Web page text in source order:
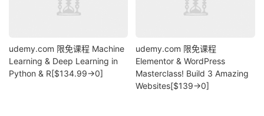
udemy.com 限免课程 Machine
Learning & Deep Learning in
Python & R[$134.99→0]
udemy.com 限免课程
Elementor & WordPress
Masterclass! Build 3 Amazing
Websites[$139→0]